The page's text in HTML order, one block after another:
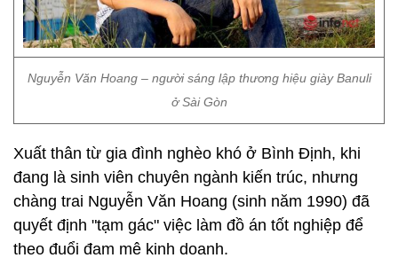
Nguyễn Văn Hoang – người sáng lập thương hiệu giày Banuli
ở Sài Gòn
Xuất thân từ gia đình nghèo khó ở Bình Định, khi
đang là sinh viên chuyên ngành kiến trúc, nhưng
chàng trai Nguyễn Văn Hoang (sinh năm 1990) đã
quyết định "tạm gác" việc làm đồ án tốt nghiệp để
theo đuổi đam mê kinh doanh.